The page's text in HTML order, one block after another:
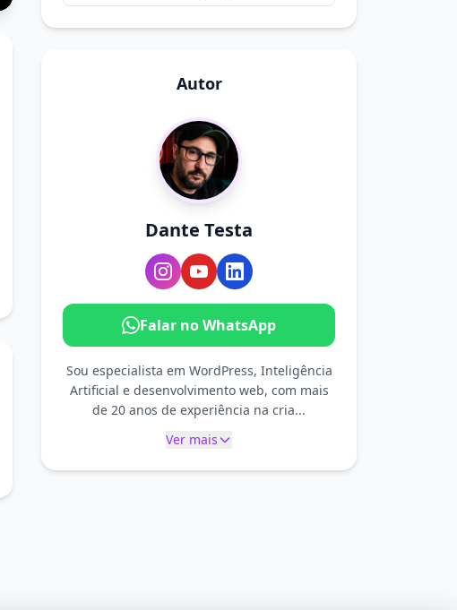
Autor
Dante Testa
Falar no WhatsApp
Sou especialista em WordPress, Inteligência
Artificial e desenvolvimento web, com mais
de 20 anos de experiência na cria...
Ver mais